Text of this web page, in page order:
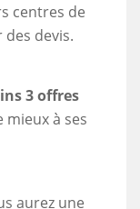
centres de
devis.
3 offres
à ses
aurez une